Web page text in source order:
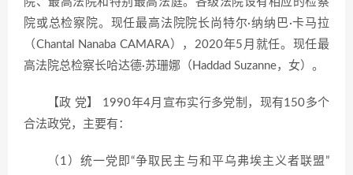
院或总检察院。现任最高法院院长尚特尔·纳纳巴·卡马拉
（Chantal Nanaba CAMARA），2020年5月就任。现任最
高法院总检察长哈达德·苏珊娜（Haddad Suzanne，女）。
【政 党】 1990年4月宣布实行多党制，现有150多个
合法政党，主要有：
（1）统一党即“争取民主与和平乌弗埃主义者联盟”